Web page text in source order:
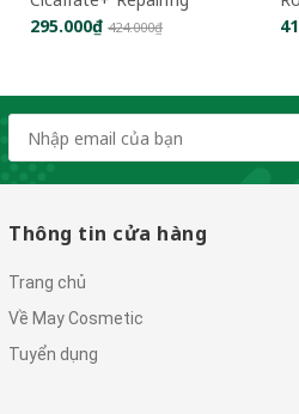
40ml
B5 40 ml
415.000₫
Thông tin cửa hàng
Trang chủ
Về May Cosmetic
Tuyển dụng